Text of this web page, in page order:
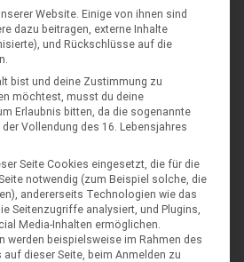
Website. Einige von ihnen sind
dazu beitragen, externe Inhalte
und Rückschlüsse auf die
bist und deine Zustimmung zu
möchtest, musst du deine
Erlaubnis bitten, da die sogenannte
Vollendung des 16. Lebensjahres
Seite Cookies eingesetzt, die für die
notwendig (zum Beispiel solche, die
andererseits Technologien wie das
Seitenzugriffe analysiert, und Plugins,
Media-Inhalten ermöglichen.
werden beispielsweise im Rahmen des
dieser Seite, beim Anmelden zu